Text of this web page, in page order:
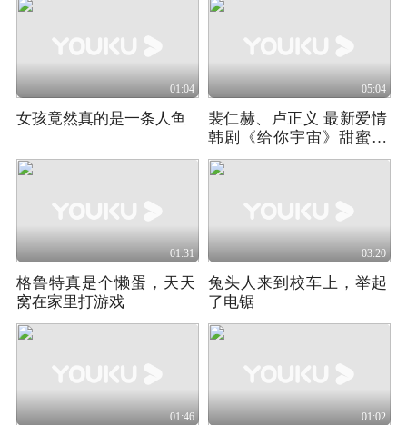
01:04
女孩竟然真的是一条人鱼
05:04
裴仁赫、卢正义 最新爱情
韩剧《给你宇宙》甜蜜来
袭01
01:31
格鲁特真是个懒蛋，天天
窝在家里打游戏
03:20
兔头人来到校车上，举起
了电锯
01:46 01:02